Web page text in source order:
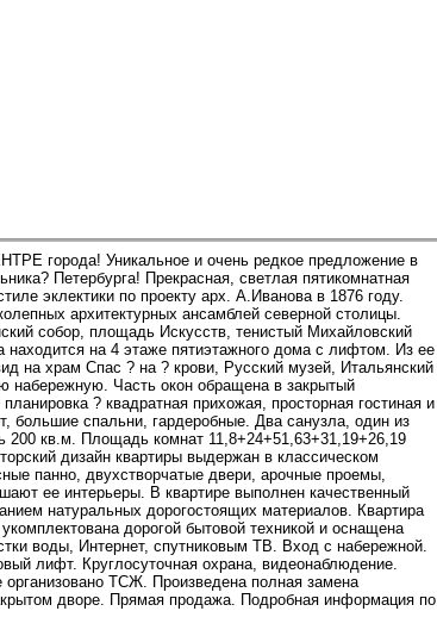
города! Уникальное и очень редкое предложение в
Петербурга! Прекрасная, светлая пятикомнатная
эклектики по проекту арх. А.Иванова в 1876 году.
архитектурных ансамблей северной столицы.
собор, площадь Искусств, тенистый Михайловский
находится на 4 этаже пятиэтажного дома с лифтом. Из ее
на храм Спас ? на ? крови, Русский музей, Итальянский
набережную. Часть окон обращена в закрытый
? квадратная прихожая, просторная гостиная и
большие спальни, гардеробные. Два санузла, один из
кв.м. Площадь комнат 11,8+24+51,63+31,19+26,19
дизайн квартиры выдержан в классическом
панно, двухстворчатые двери, арочные проемы,
ее интерьеры. В квартире выполнен качественный
натуральных дорогостоящих материалов. Квартира
дорогой бытовой техникой и оснащена
воды, Интернет, спутниковым ТВ. Вход с набережной.
лифт. Круглосуточная охрана, видеонаблюдение.
ТСЖ. Произведена полная замена
дворе. Прямая продажа. Подробная информация по